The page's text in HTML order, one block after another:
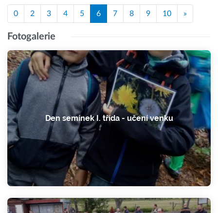
0 2 3 4 5 6 7 8 9 10 »
Fotogalerie
Den semínek I. třída - učení venku